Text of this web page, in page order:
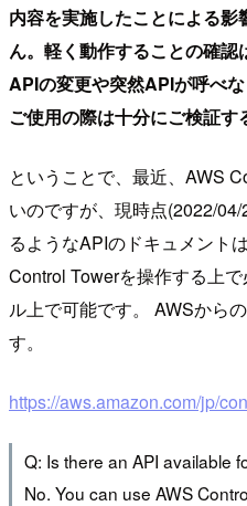
内容を実施したことによる
ん。軽く動作することの確
APIの変更や突然APIが呼べ
ご使用の際は十分にご検証す
ということで、最近、AWS
いのですが、現時点(2022/
るようなAPIのドキュメント
Control Towerを操作する上
ル上で可能です。 AWSから
す。
https://aws.amazon.com/jp/
Q: Is there an API available
No. You can use AWS